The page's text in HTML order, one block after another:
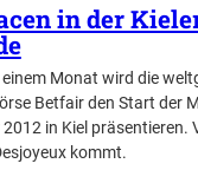
in der
Monat wird die
Betfair den Start der
in Kiel präsentieren.
kommt.